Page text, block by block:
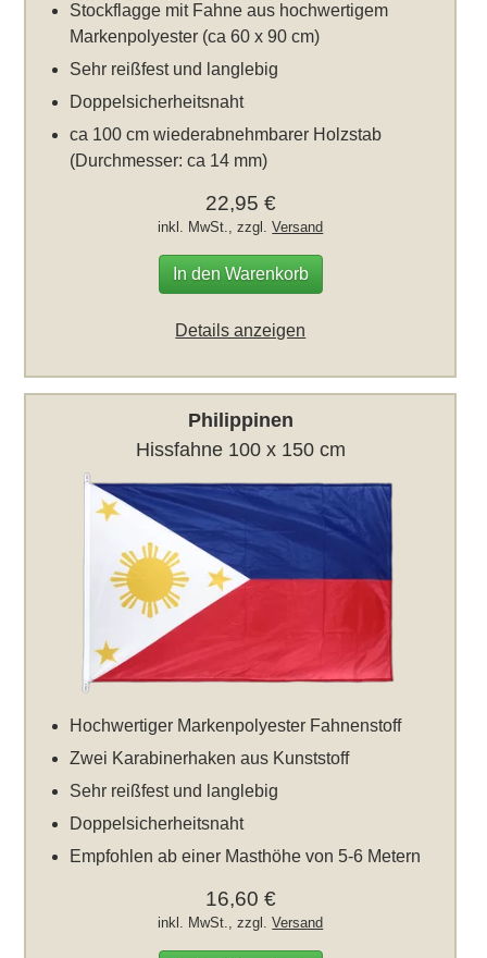
Stockflagge mit Fahne aus hochwertigem
Markenpolyester (ca 60 x 90 cm)
Sehr reißfest und langlebig
Doppelsicherheitsnaht
ca 100 cm wiederabnehmbarer Holzstab
(Durchmesser: ca 14 mm)
22,95 €
inkl. MwSt., zzgl.Versand
In den Warenkorb
Details anzeigen
Philippinen
Hissfahne 100 x 150 cm
Hochwertiger Markenpolyester Fahnenstoff
Zwei Karabinerhaken aus Kunststoff
Sehr reißfest und langlebig
Doppelsicherheitsnaht
Empfohlen ab einer Masthöhe von 5-6 Metern
16,60 €
inkl. MwSt., zzgl.Versand